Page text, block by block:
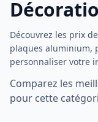
Découvrez les prix
plaques aluminium,
personnaliser votre
Comparez les
pour cette